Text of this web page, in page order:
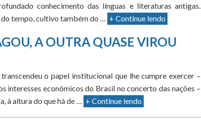
conhecimento das línguas e literaturas antigas.
tempo, cultivo também do … + Continue lendo
A OUTRA QUASE VIROU
o papel institucional que lhe cumpre exercer –
interesses econômicos do Brasil no concerto das nações –
à altura do que há de … + Continue lendo